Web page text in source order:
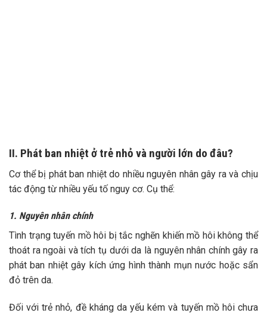
II. Phát ban nhiệt ở trẻ nhỏ và người lớn do đâu?
Cơ thể bị phát ban nhiệt do nhiều nguyên nhân gây ra và chịu
tác động từ nhiều yếu tố nguy cơ. Cụ thể:
1. Nguyên nhân chính
Tình trạng tuyến mồ hôi bị tắc nghẽn khiến mồ hôi không thể
thoát ra ngoài và tích tụ dưới da là nguyên nhân chính gây ra
phát ban nhiệt gây kích ứng hình thành mụn nước hoặc sẩn
đỏ trên da.
Đối với trẻ nhỏ, đề kháng da yếu kém và tuyến mồ hôi chưa